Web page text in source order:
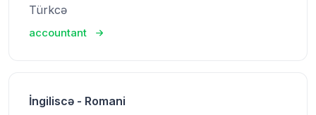
Türkcə
accountant
İngiliscə - Romani